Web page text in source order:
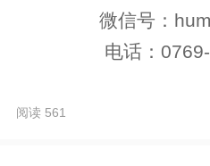
微信号：
电话：
阅读 561